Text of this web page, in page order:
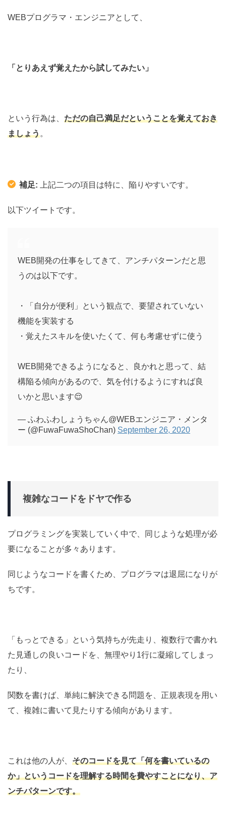
WEBプログラマ・エンジニアとして、
「とりあえず覚えたから試してみたい」
という行為は、 ただの自己満足だということを覚えておき
ましょう。
補足: 上記二つの項目は特に、陥りやすいです。
以下ツイートです。
WEB開発の仕事をしてきて、アンチパターンだと思
うのは以下です。
・「自分が便利」という観点で、要望されていない
機能を実装する
・覚えたスキルを使いたくて、何も考慮せずに使う
WEB開発できるようになると、良かれと思って、結
構陥る傾向があるので、気を付けるようにすれば良
いかと思います😌
— ふわふわしょうちゃん@WEBエンジニア・メンタ
ー (@FuwaFuwaShoChan) September 26, 2020
複雑なコードをドヤで作る
プログラミングを実装していく中で、同じような処理が必
要になることが多々あります。
同じようなコードを書くため、プログラマは退屈になりが
ちです。
「もっとできる」という気持ちが先走り、複数行で書かれ
た見通しの良いコードを、無理やり1行に凝縮してしまっ
たり、
関数を書けば、単純に解決できる問題を、正規表現を用い
て、複雑に書いて見たりする傾向があります。
これは他の人が、 そのコードを見て「何を書いているの
か」というコードを理解する時間を費やすことになり、ア
ンチパターンです。